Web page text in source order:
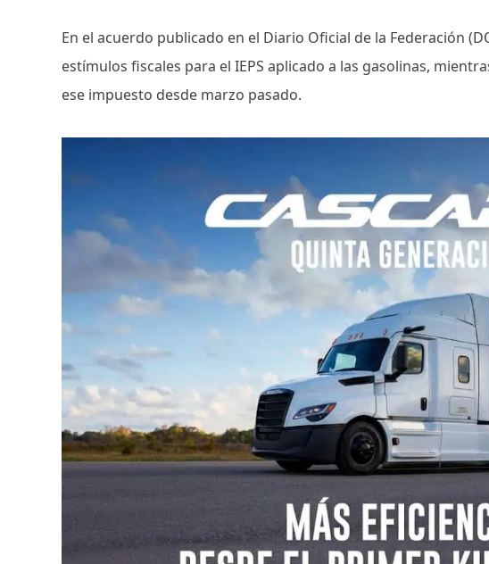
En el acuerdo publicado en el Diario Oficial de la Federación
estímulos fiscales para el IEPS aplicado a las gasolinas,
ese impuesto desde marzo pasado.